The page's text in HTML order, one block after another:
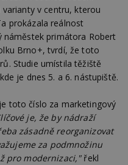
v centru, kterou
prokázala reálnost
náměstek primátora Robert
Brno+, tvrdí, že toto
Studie umístila těžiště
je dnes 5. a 6. nástupiště.
toto číslo za marketingový
je, že by nádraží
zásadně reorganizovat
za podmnožinu
pro modernizaci,"řekl